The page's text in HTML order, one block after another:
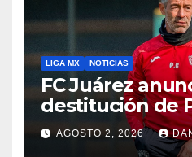
LIGA MX NOTICIAS
FC Juárez
destitución de
Caixinha
AGOSTO 2, 2026